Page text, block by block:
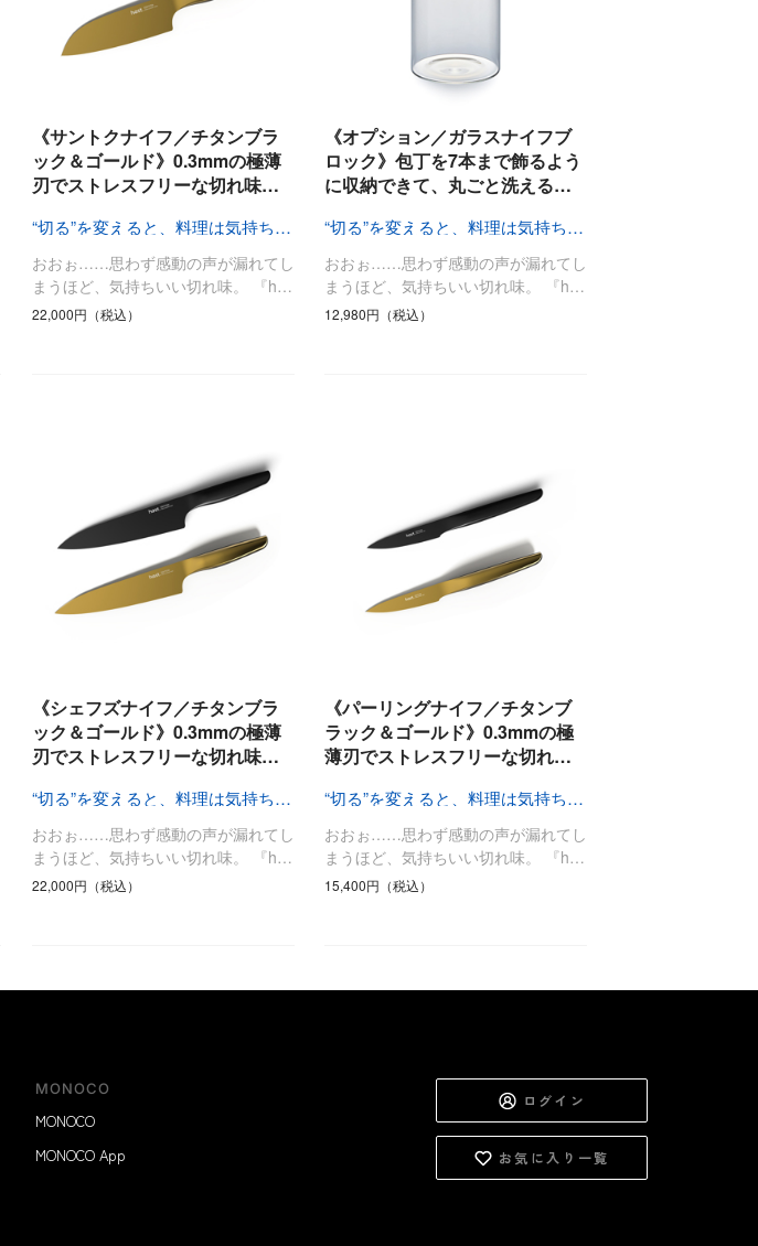
《サントクナイフ／チタンブラ
ック＆ゴールド》0.3mmの極薄
刃でストレスフリーな切れ味…
“切る”を変えると、料理は気持ちいい
おおぉ……思わず感動の声が漏れてし
まうほど、気持ちいい切れ味。 『h…
22,000円（税込）
《オプション／ガラスナイフブ
ロック》包丁を7本まで飾るよう
に収納できて、丸ごと洗える…
“切る”を変えると、料理は気持ちいい
おおぉ……思わず感動の声が漏れてし
まうほど、気持ちいい切れ味。 『h…
12,980円（税込）
《シェフズナイフ／チタンブラ
ック＆ゴールド》0.3mmの極薄
刃でストレスフリーな切れ味…
“切る”を変えると、料理は気持ちいい
おおぉ……思わず感動の声が漏れてし
まうほど、気持ちいい切れ味。 『h…
22,000円（税込）
《パーリングナイフ／チタンブ
ラック＆ゴールド》0.3mmの極
薄刃でストレスフリーな切れ…
“切る”を変えると、料理は気持ちいい
おおぉ……思わず感動の声が漏れてし
まうほど、気持ちいい切れ味。 『h…
15,400円（税込）
MONOCO
MONOCO
MONOCO App
ログイン
お気に入り一覧